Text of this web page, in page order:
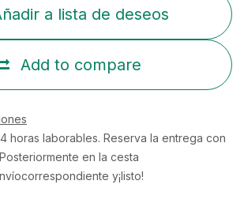
Add to compare
a lista de deseos
horas laborables. Reserva la entrega con
en la cesta
y¡listo!